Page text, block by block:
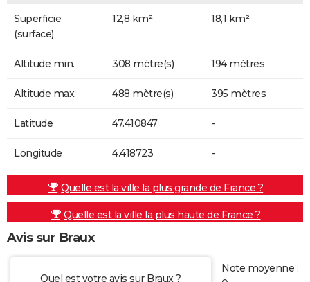
Superficie
(surface)
12,8 km² 18,1 km²
Altitude min. 308 mètre(s) 194 mètres
Altitude max. 488 mètre(s) 395 mètres
Latitude 47.410847 -
Longitude 4.418723 -
Quelle est la ville la plus grande de France ?
Quelle est la ville la plus haute de France ?
Avis sur Braux
Quel est votre avis sur Braux ?
Note moyenne :